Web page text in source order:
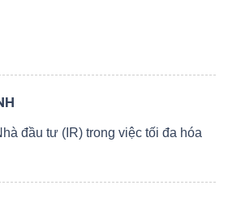
đầu tư (IR) trong việc tối đa hóa